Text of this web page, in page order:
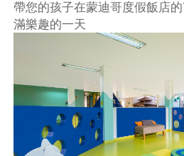
帶您的孩子在蒙迪哥度假飯店
滿樂趣的一天